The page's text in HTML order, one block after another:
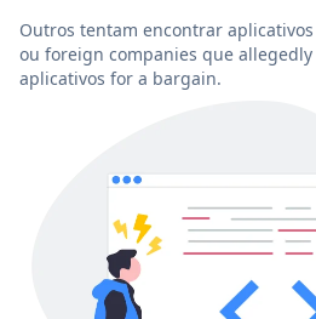
Outros tentam encontrar
ou foreign companies que allegedly
aplicativos for a bargain.